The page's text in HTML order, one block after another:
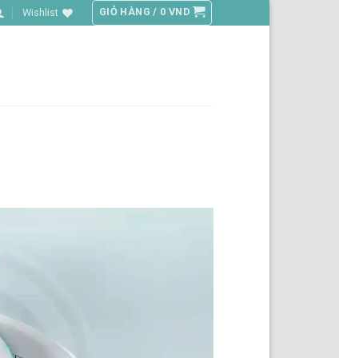
Wishlist GIỎ HÀNG / 0 VND